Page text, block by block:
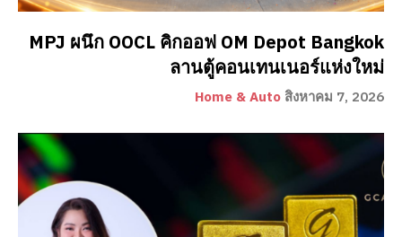
MPJ ผนึก OOCL คิกออฟ OM Depot Bangkok
ลานตู้คอนเทนเนอร์แห่งใหม่
Home & Auto สิงหาคม 7, 2026